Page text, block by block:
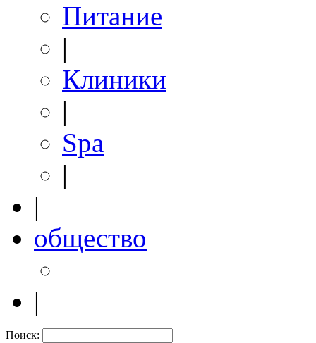
Питание
|
Клиники
|
Spa
|
|
общество
|
Поиск: